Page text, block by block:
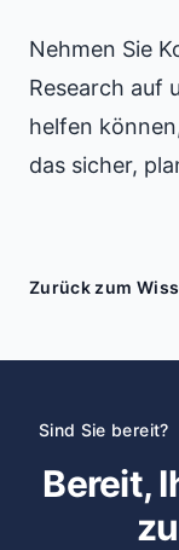
Nehmen Sie
Research auf
helfen
das sicher,
Zurück zum
Sind Sie bereit?
Bereit,
zu